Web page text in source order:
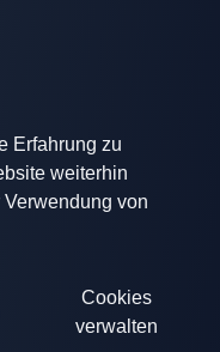
Erfahrung zu
weiterhin
von
Cookies
verwalten